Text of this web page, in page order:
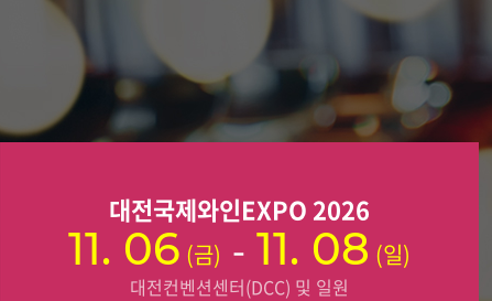
대전국제와인EXPO 2026
11. 06 (금) - 11. 08 (일)
대전컨벤션센터(DCC) 및 일원